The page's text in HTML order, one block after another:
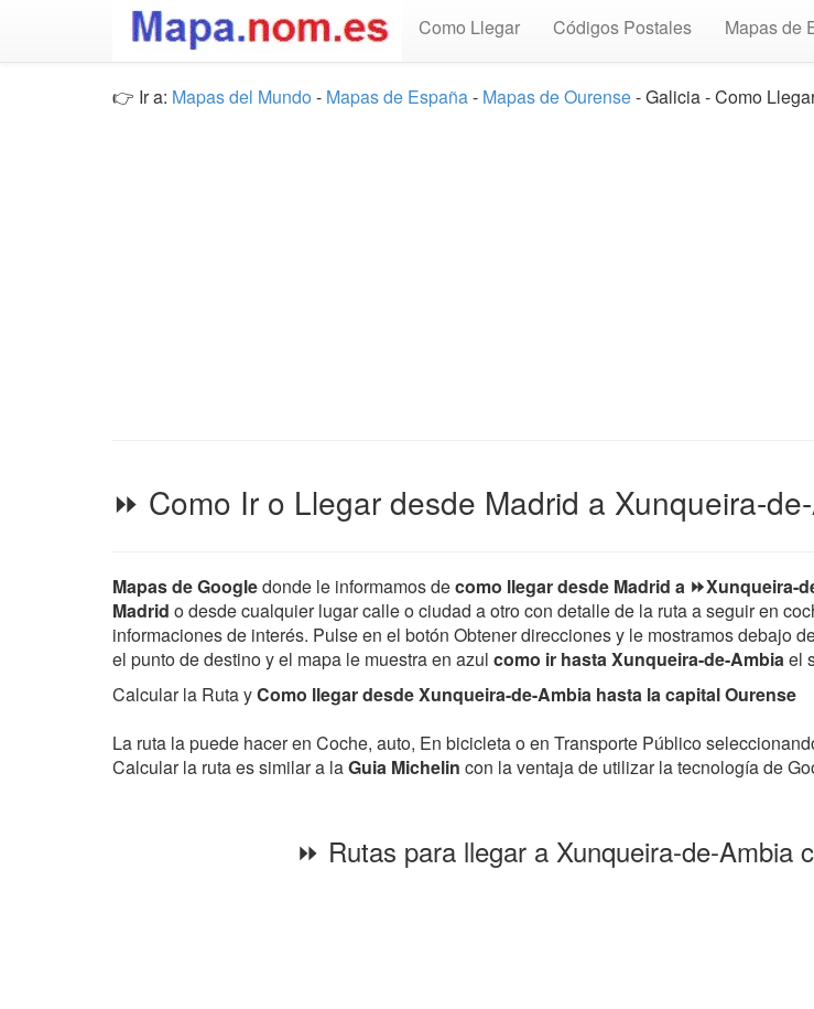
Como Llegar Códigos Postales Mapas de
👉 Ir a: Mapas del Mundo - Mapas de España- Mapas de Ourense- Galicia - Como
⏩ Como Ir o Llegar desde Madrid a Xunqueira-
Mapas de Googledonde le informamos decomo llegar desde Madrid a ⏩Xunqueira-
Madrid o desde cualquier lugar calle o ciudad a otro con detalle de la ruta a seguir en
informaciones de interés. Pulse en el botón Obtener direcciones y le mostramos debajo
el punto de destino y el mapa le muestra en azul como ir hasta Xunqueira-de-Ambiael
Calcular la Ruta yComo llegar desde Xunqueira-de-Ambia hasta la capital Ourense
La ruta la puede hacer en Coche, auto, En bicicleta o en Transporte Público
Calcular la ruta es similar a laGuia Michelin con la ventaja de utilizar la tecnología de
⏩ Rutas para llegar a Xunqueira-de-Ambia